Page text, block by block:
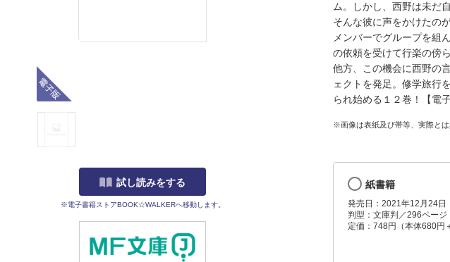
試し読みをする
※電子書籍ストアBOOK☆WALKERへ移動します。
ム。しかし、西野は未だ
そんな彼に声をかけたの
メンバーでグループを組
の依頼を受けて行楽の傍
他方、この機会に西野の
ェクトを発足。修学旅行
られ始める１２巻！【電
※画像は表紙及び帯等、実際とは
紙書籍
発売日：2021年12月24日
判型：文庫判／296ページ
定価：748円（本体680円